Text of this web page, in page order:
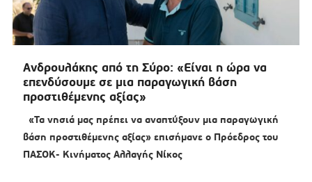
Ανδρουλάκης από τη Σύρο: «Είναι η ώρα να
επενδύσουμε σε μια παραγωγική βάση
προστιθέμενης αξίας»
«Τα νησιά μας πρέπει να αναπτύξουν μια παραγωγική
βάση προστιθέμενης αξίας» επισήμανε ο Πρόεδρος του
ΠΑΣΟΚ- Κινήματος Αλλαγής Νίκος